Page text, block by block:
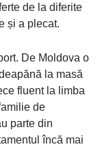
de la diferite
și a plecat.
De Moldova o
la masă
fluent la limba
de
parte din
încă mai